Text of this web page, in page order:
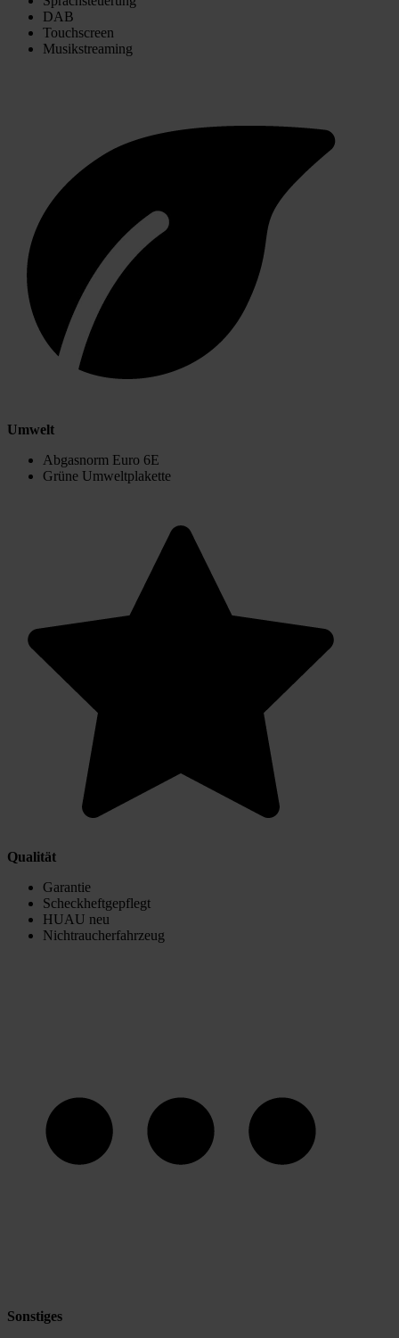
DAB
Touchscreen
Musikstreaming
Umwelt
Abgasnorm Euro 6E
Grüne Umweltplakette
Qualität
Garantie
Scheckheftgepflegt
HUAU neu
Nichtraucherfahrzeug
Sonstiges